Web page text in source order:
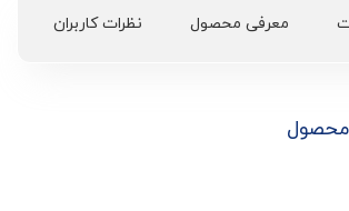
معرفی محصول نظرات کاربران